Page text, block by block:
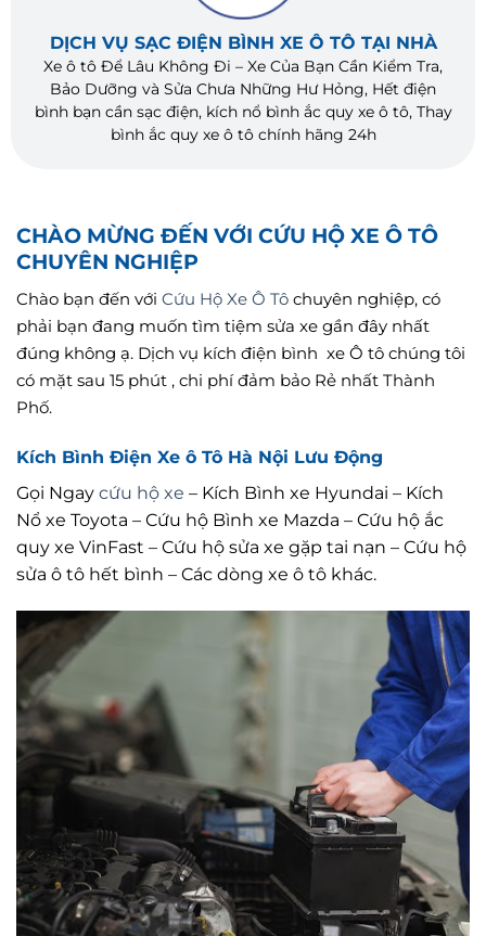
DỊCH VỤ SẠC ĐIỆN BÌNH XE Ô TÔ TẠI NHÀ
Xe ô tô Để Lâu Không Đi – Xe Của Bạn Cần Kiểm Tra,
Bảo Dưỡng và Sửa Chưa Những Hư Hỏng, Hết điện
bình bạn cần sạc điện, kích nổ bình ắc quy xe ô tô, Thay
bình ắc quy xe ô tô chính hãng 24h
CHÀO MỪNG ĐẾN VỚI CỨU HỘ XE Ô TÔ
CHUYÊN NGHIỆP
Chào bạn đến với Cứu Hộ Xe Ô Tô chuyên nghiệp, có
phải bạn đang muốn tìm tiệm sửa xe gần đây nhất
đúng không ạ. Dịch vụ kích điện bình xe Ô tô chúng tôi
có mặt sau 15 phút , chi phí đảm bảo Rẻ nhất Thành
Phố.
Kích Bình Điện Xe ô Tô Hà Nội Lưu Động
Gọi Ngay cứu hộ xe – Kích Bình xe Hyundai – Kích
Nổ xe Toyota – Cứu hộ Bình xe Mazda – Cứu hộ ắc
quy xe VinFast – Cứu hộ sửa xe gặp tai nạn – Cứu hộ
sửa ô tô hết bình – Các dòng xe ô tô khác.